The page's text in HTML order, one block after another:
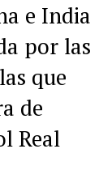
e India
por las
que
de
Real